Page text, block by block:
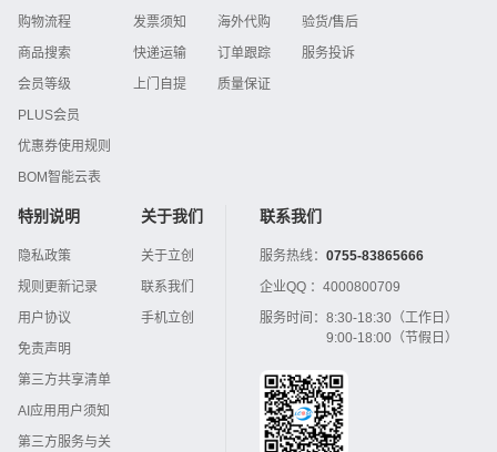
购物流程
商品搜索
会员等级
PLUS会员
优惠券使用规则
BOM智能云表
发票须知
快递运输
上门自提
海外代购
订单跟踪
质量保证
验货/售后
服务投诉
特别说明
隐私政策
规则更新记录
用户协议
免责声明
第三方共享清单
AI应用用户须知
第三方服务与关
关于我们
关于立创
联系我们
手机立创
联系我们
服务热线： 0755-83865666
企业QQ ： 4000800709
服务时间： 8:30-18:30（工作日）
9:00-18:00（节假日）